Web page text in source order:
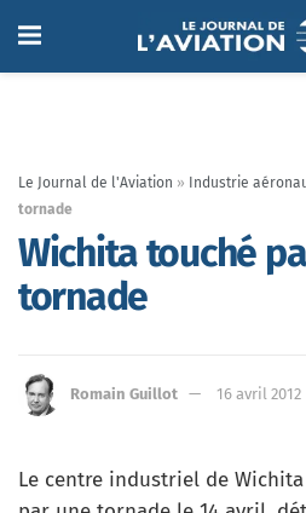
Le Journal de l'Aviation » Industrie
tornade
Wichita touché
tornade
Romain Guillot 16 avril 2012
Le centre industriel de